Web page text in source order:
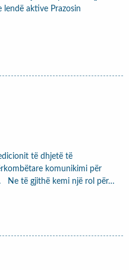
aktive Prazosin
të dhjetë të
komunikimi për
Ne të gjithë kemi një rol për…